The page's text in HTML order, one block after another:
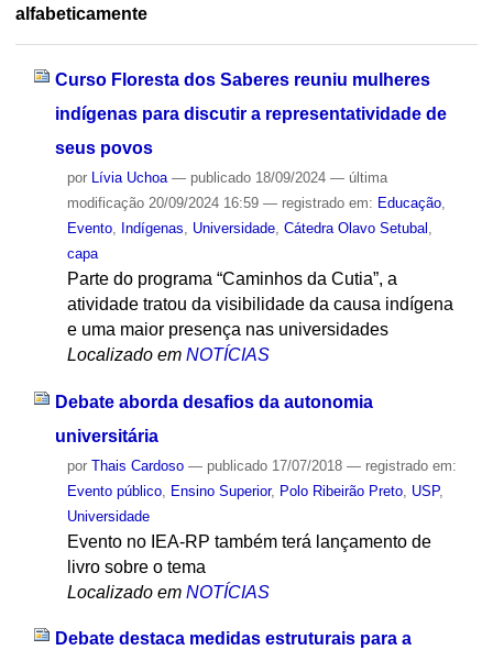
alfabeticamente
Curso Floresta dos Saberes reuniu mulheres
indígenas para discutir a representatividade de
seus povos
por Lívia Uchoa — publicado18/09/2024 — última
modificação20/09/2024 16:59 — registrado em: Educação,
Evento, Indígenas Universidade, Cátedra Olavo Setubal
capa
Parte do programa “Caminhos da Cutia”, a
atividade tratou da visibilidade da causa indígena
e uma maior presença nas universidades
Localizado em NOTÍCIAS
Debate aborda desafios da autonomia
universitária
por Thais Cardoso — publicado17/07/2018 — registrado em:
Evento público, Ensino Superior, Polo Ribeirão Preto, USP,
Universidade
Evento no IEA-RP também terá lançamento de
livro sobre o tema
Localizado em NOTÍCIAS
Debate destaca medidas estruturais para a